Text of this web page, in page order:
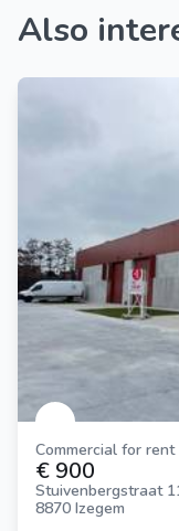
Also
Commercial for rent
€ 900
Stuivenbergstraat
8870 Izegem